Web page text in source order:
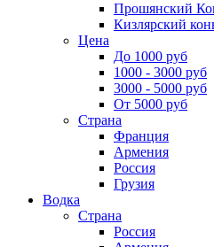
Прошянский
Кизлярский
Цена
До 1000 руб
1000 - 3000 руб
3000 - 5000 руб
От 5000 руб
Страна
Франция
Армения
Россия
Грузия
Водка
Страна
Россия